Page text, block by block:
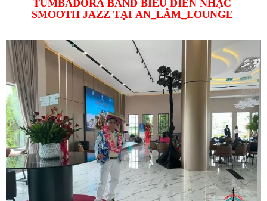
TUMBADORA BAND BIỂU DIỄN NHẠC
SMOOTH JAZZ TẠI AN_LÂM_LOUNGE